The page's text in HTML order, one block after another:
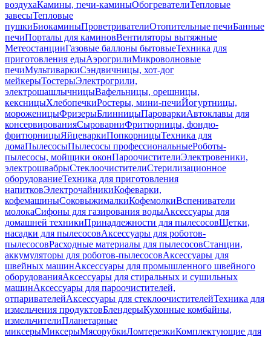
воздухаКамины, печи-каминыОбогревателиТепловые
завесыТепловые
пушкиБиокаминыПроветривателиОтопительные печиБанные
печиПорталы для каминовВентиляторы вытяжные
МетеостанцииГазовые баллоны бытовыеТехника для
приготовления едыАэрогрилиМикроволновые
печиМультиваркиСэндвичницы, хот-дог
мейкерыТостерыЭлектрогрили,
электрошашлычницыВафельницы, орешницы,
кексницыХлебопечкиРостеры, мини-печиЙогуртницы,
мороженицыФризерыБлинницыПароваркиАвтоклавы для
консервированияСыроварниФритюрницы, фондю-
фритюрницыЯйцеваркиПопкорницыТехника для
домаПылесосыПылесосы профессиональныеРоботы-
пылесосы, мойщики оконПароочистителиЭлектровеники,
электрошвабрыСтеклоочистителиСтерилизационное
оборудованиеТехника для приготовления
напитковЭлектрочайникиКофеварки,
кофемашиныСоковыжималкиКофемолкиВспениватели
молокаСифоны для газирования водыАксессуары для
домашней техникиПринадлежности для пылесосовЩетки,
насадки для пылесосовАксессуары для роботов-
пылесосовРасходные материалы для пылесосовСтанции,
аккумуляторы для роботов-пылесосовАксессуары для
швейных машинАксессуары для промышленного швейного
оборудованияАксессуары для стиральных и сушильных
машинАксессуары для пароочистителей,
отпаривателейАксессуары для стеклоочистителейТехника для
измельчения продуктовБлендерыКухонные комбайны,
измельчителиПланетарные
миксерыМиксерыМясорубкиЛомтерезкиКомплектующие для